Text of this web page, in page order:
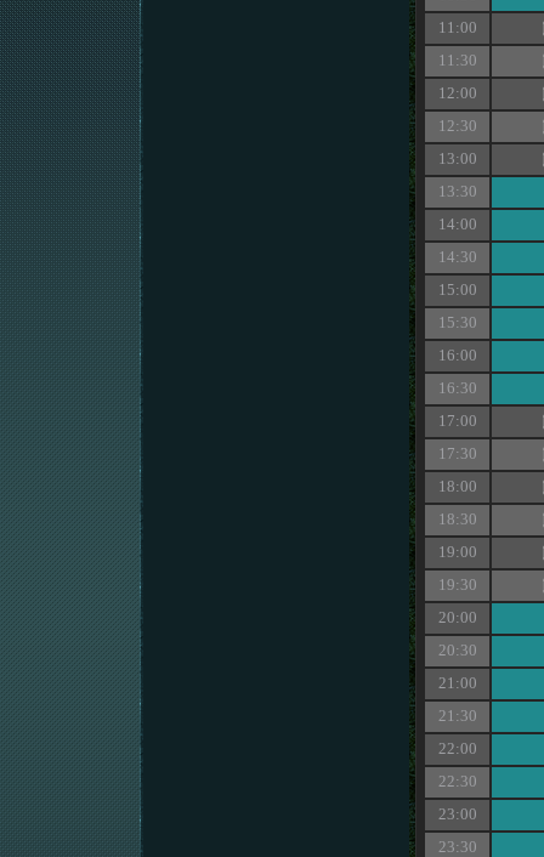
11:00
11:30
12:00
12:30
13:00
13:30
14:00
14:30
15:00
15:30
16:00
16:30
17:00
17:30
18:00
18:30
19:00
19:30
20:00
20:30
21:00
21:30
22:00
22:30
23:00
23:30